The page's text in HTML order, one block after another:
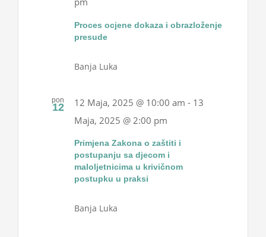
Proces ocjene dokaza i obrazloženje
presude
Banja Luka
pon
12
Primjena Zakona o zaštiti i
postupanju sa djecom i
maloljetnicima u krivičnom
postupku u praksi
12 Maja, 2025 @ 10:00 am - 13
Maja, 2025 @ 2:00 pm
Banja Luka